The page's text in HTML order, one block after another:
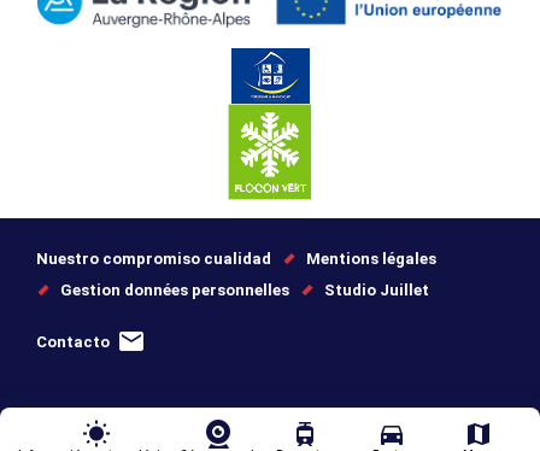
Nuestro compromiso cualidad
Mentions légales
Gestion données personnelles
Studio Juillet
Contacto
wb_sunny tram directions_car map